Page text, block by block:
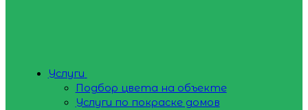
Услуги
Подбор цвета на объекте
Услуги по покраске домов